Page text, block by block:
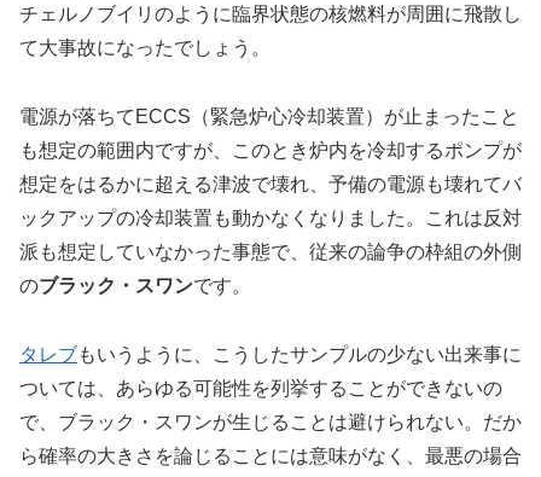
チェルノブイリのように臨界状態の核燃料が周囲に飛散し
て大事故になったでしょう。
電源が落ちてECCS（緊急炉心冷却装置）が止まったこと
も想定の範囲内ですが、このとき炉内を冷却するポンプが
想定をはるかに超える津波で壊れ、予備の電源も壊れてバ
ックアップの冷却装置も動かなくなりました。これは反対
派も想定していなかった事態で、従来の論争の枠組の外側
のブラック・スワンです。
タレブもいうように、こうしたサンプルの少ない出来事に
ついては、あらゆる可能性を列挙することができないの
で、ブラック・スワンが生じることは避けられない。だか
ら確率の大きさを論じることには意味がなく、最悪の場合